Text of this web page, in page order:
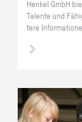
Hen­kel GmbH
Ta­len­te und
te­re